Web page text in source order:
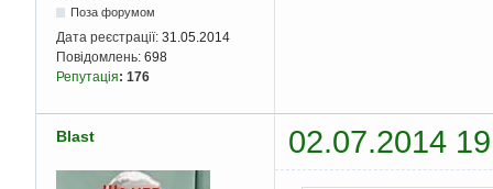
Поза форумом
Дата реєстрації: 31.05.2014
Повідомлень: 698
Репутація: 176
Blast 02.07.2014